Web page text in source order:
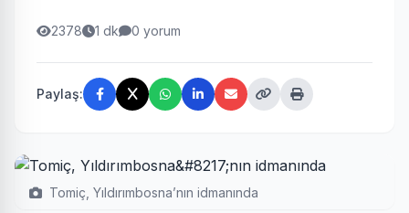
2378 1 dk 0 yorum
Paylaş:
Tomiç, Yıldırımbosna’nın idmanında